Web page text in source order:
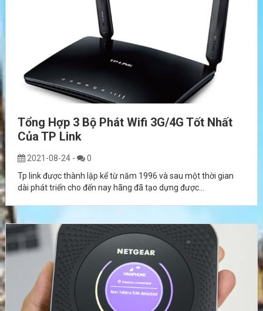
Tổng Hợp 3 Bộ Phát Wifi 3G/4G Tốt Nhất
Của TP Link
2021-08-24 -
0
Tp link được thành lập kể từ năm 1996 và sau một thời gian
dài phát triển cho đến nay hãng đã tạo dựng được...